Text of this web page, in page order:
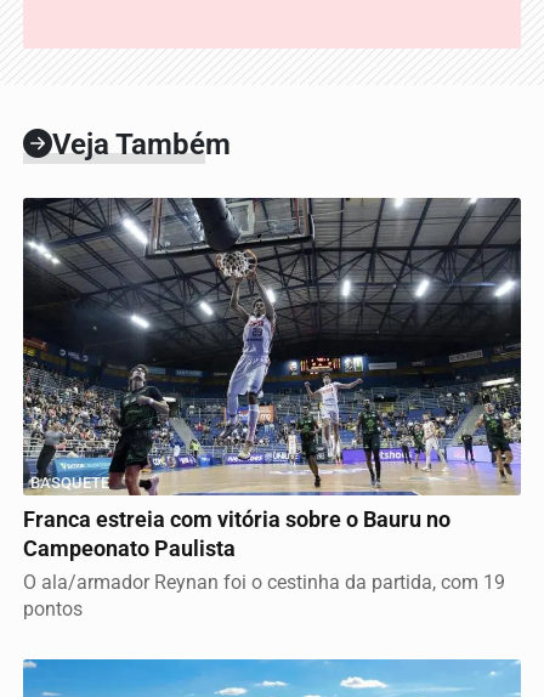
Veja Também
BASQUETE
Franca estreia com vitória sobre o Bauru no
Campeonato Paulista
O ala/armador Reynan foi o cestinha da partida, com 19
pontos